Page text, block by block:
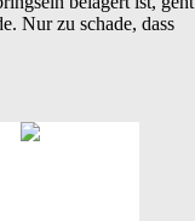
Nur zu schade, dass